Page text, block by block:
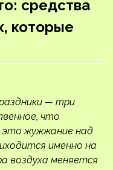
средства
которые
— три
что
жужжание над
именно на
воздуха меняется